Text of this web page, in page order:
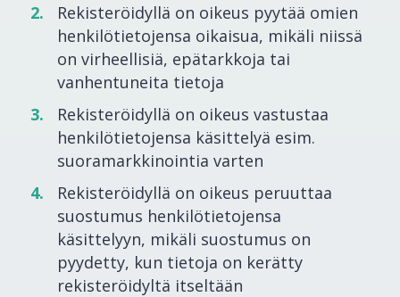
Rekisteröidyllä on oikeus pyytää omien
henkilötietojensa oikaisua, mikäli niissä
on virheellisiä, epätarkkoja tai
vanhentuneita tietoja
Rekisteröidyllä on oikeus vastustaa
henkilötietojensa käsittelyä esim.
suoramarkkinointia varten
Rekisteröidyllä on oikeus peruuttaa
suostumus henkilötietojensa
käsittelyyn, mikäli suostumus on
pyydetty, kun tietoja on kerätty
rekisteröidyltä itseltään